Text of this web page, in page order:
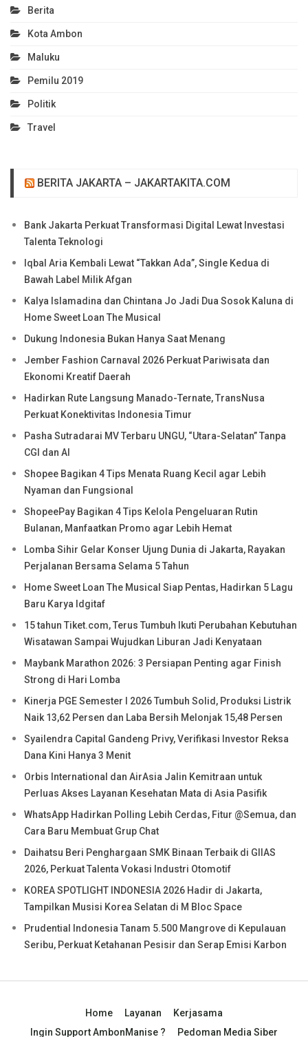
Berita
Kota Ambon
Maluku
Pemilu 2019
Politik
Travel
BERITA JAKARTA – JAKARTAKITA.COM
Bank Jakarta Perkuat Transformasi Digital Lewat Investasi
Talenta Teknologi
Iqbal Aria Kembali Lewat “Takkan Ada”, Single Kedua di
Bawah Label Milik Afgan
Kalya Islamadina dan Chintana Jo Jadi Dua Sosok Kaluna di
Home Sweet Loan The Musical
Dukung Indonesia Bukan Hanya Saat Menang
Jember Fashion Carnaval 2026 Perkuat Pariwisata dan
Ekonomi Kreatif Daerah
Hadirkan Rute Langsung Manado-Ternate, TransNusa
Perkuat Konektivitas Indonesia Timur
Pasha Sutradarai MV Terbaru UNGU, “Utara-Selatan” Tanpa
CGI dan AI
Shopee Bagikan 4 Tips Menata Ruang Kecil agar Lebih
Nyaman dan Fungsional
ShopeePay Bagikan 4 Tips Kelola Pengeluaran Rutin
Bulanan, Manfaatkan Promo agar Lebih Hemat
Lomba Sihir Gelar Konser Ujung Dunia di Jakarta, Rayakan
Perjalanan Bersama Selama 5 Tahun
Home Sweet Loan The Musical Siap Pentas, Hadirkan 5 Lagu
Baru Karya Idgitaf
15 tahun Tiket.com, Terus Tumbuh Ikuti Perubahan Kebutuhan
Wisatawan Sampai Wujudkan Liburan Jadi Kenyataan
Maybank Marathon 2026: 3 Persiapan Penting agar Finish
Strong di Hari Lomba
Kinerja PGE Semester I 2026 Tumbuh Solid, Produksi Listrik
Naik 13,62 Persen dan Laba Bersih Melonjak 15,48 Persen
Syailendra Capital Gandeng Privy, Verifikasi Investor Reksa
Dana Kini Hanya 3 Menit
Orbis International dan AirAsia Jalin Kemitraan untuk
Perluas Akses Layanan Kesehatan Mata di Asia Pasifik
WhatsApp Hadirkan Polling Lebih Cerdas, Fitur @Semua, dan
Cara Baru Membuat Grup Chat
Daihatsu Beri Penghargaan SMK Binaan Terbaik di GIIAS
2026, Perkuat Talenta Vokasi Industri Otomotif
KOREA SPOTLIGHT INDONESIA 2026 Hadir di Jakarta,
Tampilkan Musisi Korea Selatan di M Bloc Space
Prudential Indonesia Tanam 5.500 Mangrove di Kepulauan
Seribu, Perkuat Ketahanan Pesisir dan Serap Emisi Karbon
Home Layanan
Kerjasama
Ingin Support AmbonManise ?
Pedoman Media Siber